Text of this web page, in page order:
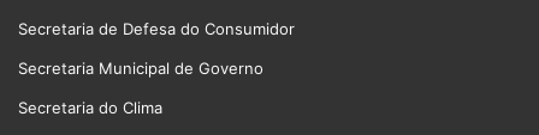
Secretaria de Defesa do Consumidor
Secretaria Municipal de Governo
Secretaria do Clima